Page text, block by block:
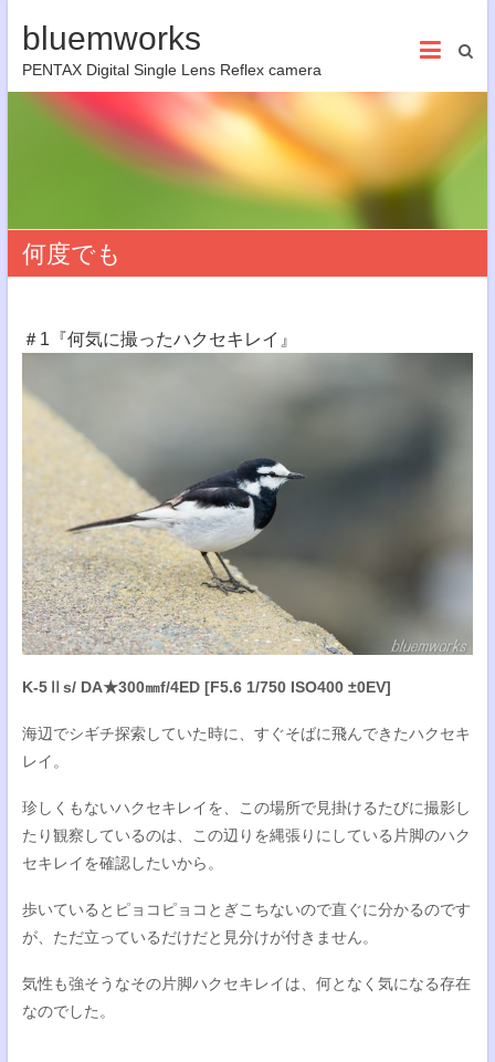
bluemworks
PENTAX Digital Single Lens Reflex camera
何度でも
＃1『何気に撮ったハクセキレイ』
K-5Ⅱs/ DA★300㎜f/4ED [F5.6 1/750 ISO400 ±0EV]
海辺でシギチ探索していた時に、すぐそばに飛んできたハクセキ
レイ。
珍しくもないハクセキレイを、この場所で見掛けるたびに撮影し
たり観察しているのは、この辺りを縄張りにしている片脚のハク
セキレイを確認したいから。
歩いているとピョコピョコとぎこちないので直ぐに分かるのです
が、ただ立っているだけだと見分けが付きません。
気性も強そうなその片脚ハクセキレイは、何となく気になる存在
なのでした。